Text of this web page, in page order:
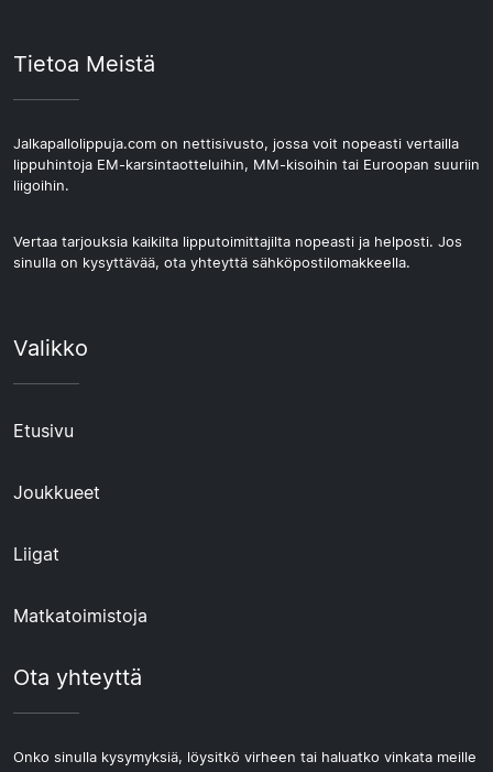
Tietoa Meistä
Jalkapallolippuja.com on nettisivusto, jossa voit nopeasti vertailla
lippuhintoja EM-karsintaotteluihin, MM-kisoihin tai Euroopan suuriin
liigoihin.
Vertaa tarjouksia kaikilta lipputoimittajilta nopeasti ja helposti. Jos
sinulla on kysyttävää, ota yhteyttä sähköpostilomakkeella.
Valikko
Etusivu
Joukkueet
Liigat
Matkatoimistoja
Ota yhteyttä
Onko sinulla kysymyksiä, löysitkö virheen tai haluatko vinkata meille